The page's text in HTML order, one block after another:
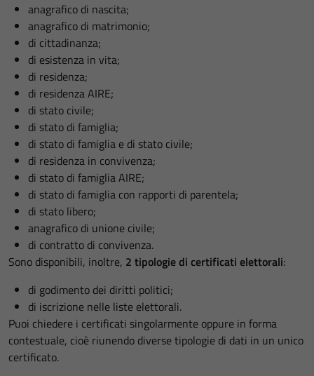
anagrafico di nascita;
anagrafico di matrimonio;
di cittadinanza;
di esistenza in vita;
di residenza;
di residenza AIRE;
di stato civile;
di stato di famiglia;
di stato di famiglia e di stato civile;
di residenza in convivenza;
di stato di famiglia AIRE;
di stato di famiglia con rapporti di parentela;
di stato libero;
anagrafico di unione civile;
di contratto di convivenza.
Sono disponibili, inoltre, 2 tipologie di certificati elettorali:
di godimento dei diritti politici;
di iscrizione nelle liste elettorali.
Puoi chiedere i certificati singolarmente oppure in forma
contestuale, cioè riunendo diverse tipologie di dati in un unico
certificato.